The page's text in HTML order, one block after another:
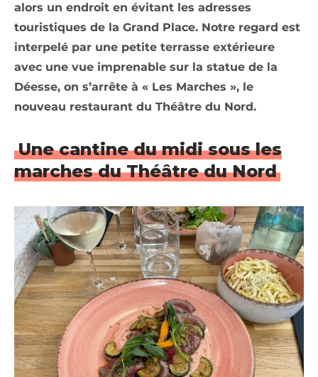
alors un endroit en évitant les adresses
touristiques de la Grand Place. Notre regard est
interpelé par une petite terrasse extérieure
avec une vue imprenable sur la statue de la
Déesse, on s’arrête à « Les Marches », le
nouveau restaurant du Théâtre du Nord.
Une cantine du midi sous les
marches du Théâtre du Nord